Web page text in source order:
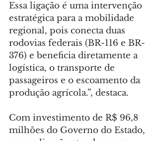
Essa ligação é uma intervenção
estratégica para a mobilidade
regional, pois conecta duas
rodovias federais (BR-116 e BR-
376) e beneficia diretamente a
logística, o transporte de
passageiros e o escoamento da
produção agrícola.”, destaca.
Com investimento de R$ 96,8
milhões do Governo do Estado,